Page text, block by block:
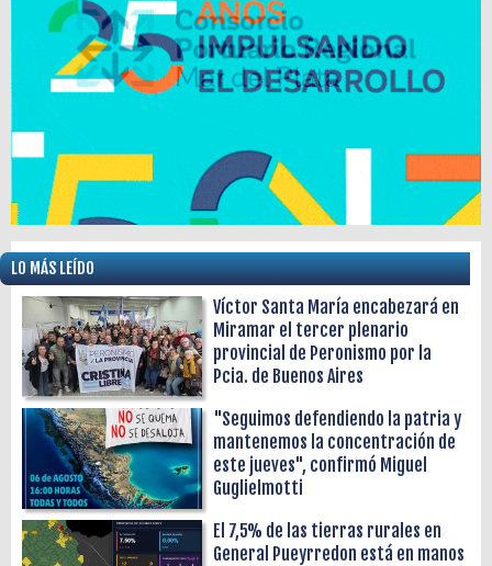
LO MÁS LEÍDO
Víctor Santa María encabezará en
Miramar el tercer plenario
provincial de Peronismo por la
Pcia. de Buenos Aires
"Seguimos defendiendo la patria y
mantenemos la concentración de
este jueves", confirmó Miguel
Guglielmotti
El 7,5% de las tierras rurales en
General Pueyrredon está en manos